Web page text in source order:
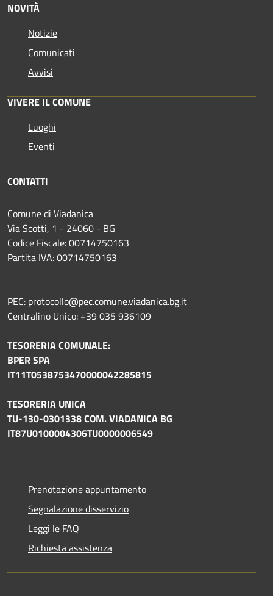
NOVITÀ
Notizie
Comunicati
Avvisi
VIVERE IL COMUNE
Luoghi
Eventi
CONTATTI
Comune di Viadanica
Via Scotti, 1 - 24060 - BG
Codice Fiscale: 00714750163
Partita IVA: 00714750163
PEC: protocollo@pec.comune.viadanica.bg.it
Centralino Unico: +39 035 936109
TESORERIA COMUNALE:
BPER SPA
IT11T0538753470000042285815
TESORERIA UNICA
TU-130-0301338 COM. VIADANICA BG
IT87U0100004306TU0000006549
Prenotazione appuntamento
Segnalazione disservizio
Leggi le FAQ
Richiesta assistenza